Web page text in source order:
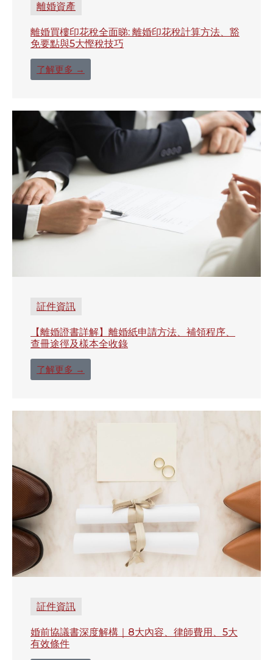
離婚資產
離婚買樓印花稅全面睇: 離婚印花稅計算方法、豁
免要點與5大慳稅技巧
了解更多 →
証件資訊
【離婚證書詳解】離婚紙申請方法、補領程序、
查冊途徑及樣本全收錄
了解更多 →
証件資訊
婚前協議書深度解構｜8大內容、律師費用、5大
有效條件